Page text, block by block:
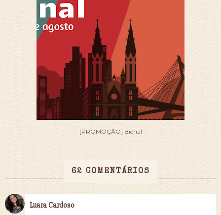
[PROMOÇÃO] Bienal
62 COMENTÁRIOS
Luara Cardoso